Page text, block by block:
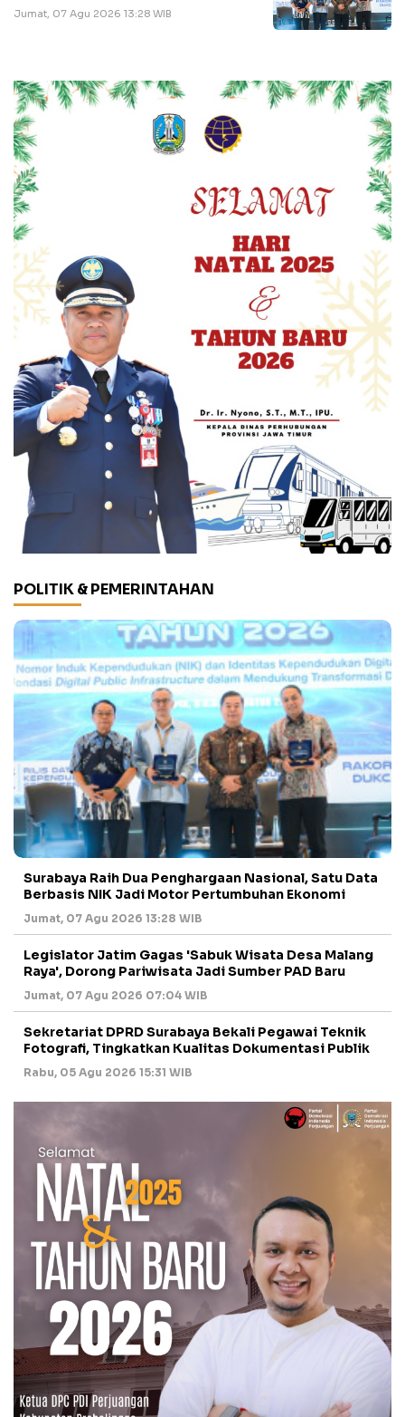
Jumat, 07 Agu 2026 13:28 WIB
POLITIK & PEMERINTAHAN
Surabaya Raih Dua Penghargaan Nasional, Satu Data
Berbasis NIK Jadi Motor Pertumbuhan Ekonomi
Jumat, 07 Agu 2026 13:28 WIB
Legislator Jatim Gagas 'Sabuk Wisata Desa Malang
Raya', Dorong Pariwisata Jadi Sumber PAD Baru
Jumat, 07 Agu 2026 07:04 WIB
Sekretariat DPRD Surabaya Bekali Pegawai Teknik
Fotografi, Tingkatkan Kualitas Dokumentasi Publik
Rabu, 05 Agu 2026 15:31 WIB